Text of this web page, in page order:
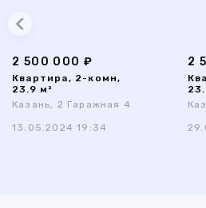
2 500 000 ₽
Квартира, 2-комн,
23.9 м²
Казань, 2 Гаражная 4
13.05.2024 19:34
2